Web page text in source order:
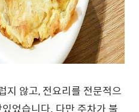
지 않고, 전요리를 전문적으
었습니다. 다만 주차가 불